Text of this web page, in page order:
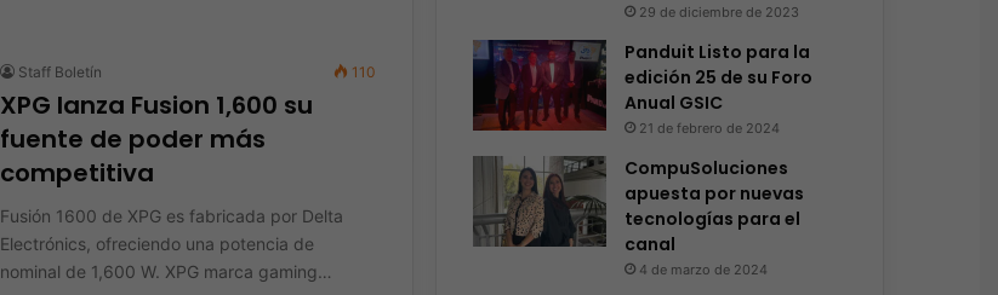
Staff Boletín 110
XPG lanza Fusion 1,600 su
fuente de poder más
competitiva
Fusión 1600 de XPG es fabricada por Delta
Electrónics, ofreciendo una potencia de
nominal de 1,600 W. XPG marca gaming…
29 de diciembre de 2023
Panduit Listo para la
edición 25 de su Foro
Anual GSIC
21 de febrero de 2024
CompuSoluciones
apuesta por nuevas
tecnologías para el
canal
4 de marzo de 2024